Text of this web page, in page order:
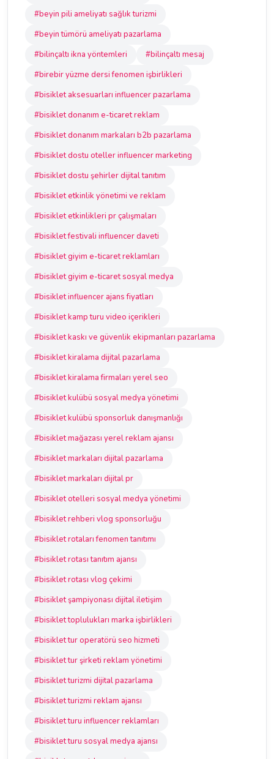
#beyin pili ameliyatı sağlık turizmi
#beyin tümörü ameliyatı pazarlama
#bilinçaltı ikna yöntemleri
#bilinçaltı mesaj
#birebir yüzme dersi fenomen işbirlikleri
#bisiklet aksesuarları influencer pazarlama
#bisiklet donanım e-ticaret reklam
#bisiklet donanım markaları b2b pazarlama
#bisiklet dostu oteller influencer marketing
#bisiklet dostu şehirler dijital tanıtım
#bisiklet etkinlik yönetimi ve reklam
#bisiklet etkinlikleri pr çalışmaları
#bisiklet festivali influencer daveti
#bisiklet giyim e-ticaret reklamları
#bisiklet giyim e-ticaret sosyal medya
#bisiklet influencer ajans fiyatları
#bisiklet kamp turu video içerikleri
#bisiklet kaskı ve güvenlik ekipmanları pazarlama
#bisiklet kiralama dijital pazarlama
#bisiklet kiralama firmaları yerel seo
#bisiklet kulübü sosyal medya yönetimi
#bisiklet kulübü sponsorluk danışmanlığı
#bisiklet mağazası yerel reklam ajansı
#bisiklet markaları dijital pazarlama
#bisiklet markaları dijital pr
#bisiklet otelleri sosyal medya yönetimi
#bisiklet rehberi vlog sponsorluğu
#bisiklet rotaları fenomen tanıtımı
#bisiklet rotası tanıtım ajansı
#bisiklet rotası vlog çekimi
#bisiklet şampiyonası dijital iletişim
#bisiklet toplulukları marka işbirlikleri
#bisiklet tur operatörü seo hizmeti
#bisiklet tur şirketi reklam yönetimi
#bisiklet turizmi dijital pazarlama
#bisiklet turizmi reklam ajansı
#bisiklet turu influencer reklamları
#bisiklet turu sosyal medya ajansı